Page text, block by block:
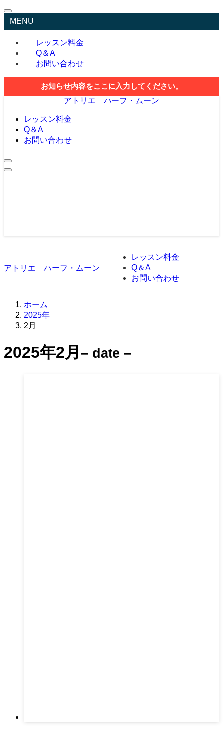
MENU
レッスン料金
Q＆A
お問い合わせ
お知らせ内容をここに入力してください。
アトリエ ハーフ・ムーン
レッスン料金
Q＆A
お問い合わせ
アトリエ ハーフ・ムーン
レッスン料金
Q＆A
お問い合わせ
ホーム
2025年
2月
2025年2月 – date –